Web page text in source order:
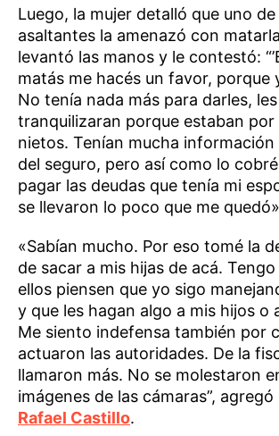
Luego, la mujer detalló que uno de
asaltantes la amenazó con
levantó las manos y le contestó:
matás me hacés un favor, porque
No tenía nada más para darles,
tranquilizaran porque estaban por
nietos. Tenían mucha información
del seguro, pero así como lo
pagar las deudas que tenía mi
se llevaron lo poco que me
«Sabían mucho. Por eso tomé la
de sacar a mis hijas de acá.
ellos piensen que yo sigo
y que les hagan algo a mis hijos o
Me siento indefensa también por
actuaron las autoridades. De la
llamaron más. No se molestaron
imágenes de las cámaras”,
Rafael Castillo.